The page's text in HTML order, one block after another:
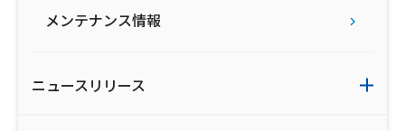
メンテナンス情報
ニュースリリース